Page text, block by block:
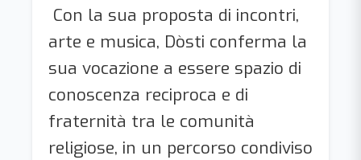
Con la sua proposta di incontri,
arte e musica, Dòsti conferma la
sua vocazione a essere spazio di
conoscenza reciproca e di
fraternità tra le comunità
religiose, in un percorso condiviso